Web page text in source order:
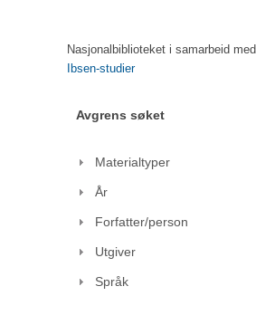
Nasjonalbiblioteket i samarbeid med
Ibsen-studier
Avgrens søket
Materialtyper
År
Forfatter/person
Utgiver
Språk